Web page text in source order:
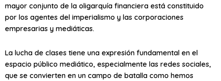
mayor conjunto de la oligarquía financiera está constituido
por los agentes del imperialismo y las corporaciones
empresarias y mediáticas.
La lucha de clases tiene una expresión fundamental en el
espacio público mediático, especialmente las redes sociales,
que se convierten en un campo de batalla como hemos